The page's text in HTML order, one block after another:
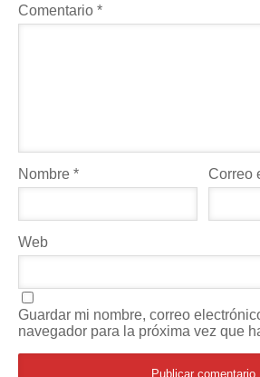
Comentario *
Nombre * Correo
Web
Guardar mi nombre, correo
navegador para la próxima vez que